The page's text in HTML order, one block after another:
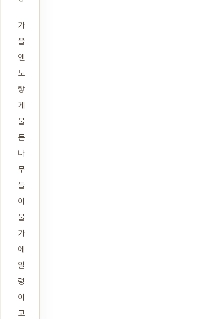
가
을
엔
노
랗
게
물
든
나
무
들
이
물
가
에
일
렁
이
고